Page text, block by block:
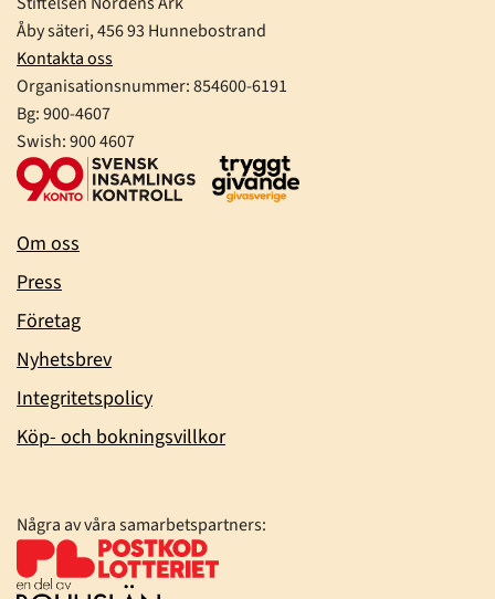
Åby säteri, 456 93 Hunnebostrand
Kontakta oss
Organisationsnummer:854600-6191
Bg: 900-4607
Swish: 900 4607
Om oss
Press
Företag
Nyhetsbrev
Integritetspolicy
Köp- och bokningsvillkor
Några av våra samarbetspartners: